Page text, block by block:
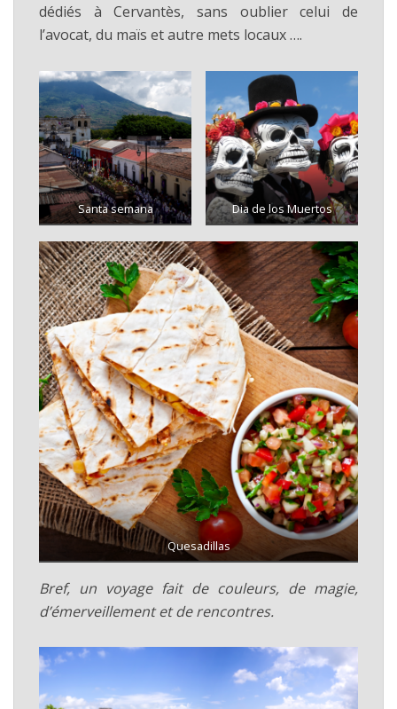
dédiés à Cervantès, sans oublier celui de
l’avocat, du maïs et autre mets locaux ….
Santa semana Dia de los Muertos
Quesadillas
Bref, un voyage fait de couleurs, de magie,
d’émerveillement et de rencontres.